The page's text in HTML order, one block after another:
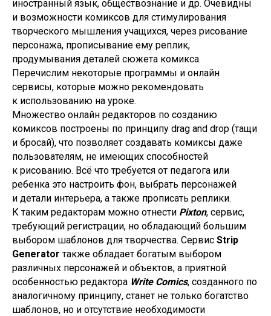
иностранный язык, обществознание и др. Очевидны
и возможности комиксов для стимулирования
творческого мышления учащихся, через рисование
персонажа, прописывание ему реплик,
продумывания деталей сюжета комикса.
Перечислим некоторые программы и онлайн
сервисы, которые можно рекомендовать
к использованию на уроке.
Множество онлайн редакторов по созданию
комиксов построены по принципу drag and drop (тащи
и бросай), что позволяет создавать комиксы даже
пользователям, не имеющих способностей
к рисованию. Всё что требуется от педагога или
ребенка это настроить фон, выбрать персонажей
и детали интерьера, а также прописать реплики.
К таким редакторам можно отнести Pixton, сервис,
требующий регистрации, но обладающий большим
выбором шаблонов для творчества. Сервис Strip
Generatorтакже обладает богатым выбором
различных персонажей и объектов, а приятной
особенностью редактора Write Comics, созданного по
аналогичному принципу, станет не только богатство
шаблонов, но и отсутствие необходимости